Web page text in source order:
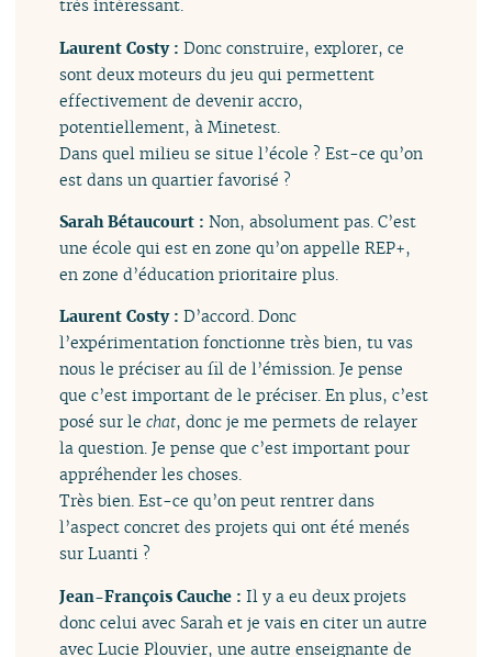
très intéressant.
Laurent Costy :Donc construire, explorer, ce
sont deux moteurs du jeu qui permettent
effectivement de devenir accro,
potentiellement, à Minetest.
Dans quel milieu se situe l’école ? Est-ce qu’on
est dans un quartier favorisé ?
Sarah Bétaucourt :Non, absolument pas. C’est
une école qui est en zone qu’on appelle REP+,
en zone d’éducation prioritaire plus.
Laurent Costy :D’accord. Donc
l’expérimentation fonctionne très bien, tu vas
nous le préciser au fil de l’émission. Je pense
que c’est important de le préciser. En plus, c’est
posé sur lechat, donc je me permets de relayer
la question. Je pense que c’est important pour
appréhender les choses.
Très bien. Est-ce qu’on peut rentrer dans
l’aspect concret des projets qui ont été menés
sur Luanti ?
Jean-François Cauche :Il y a eu deux projets
donc celui avec Sarah et je vais en citer un autre
avec Lucie Plouvier, une autre enseignante de